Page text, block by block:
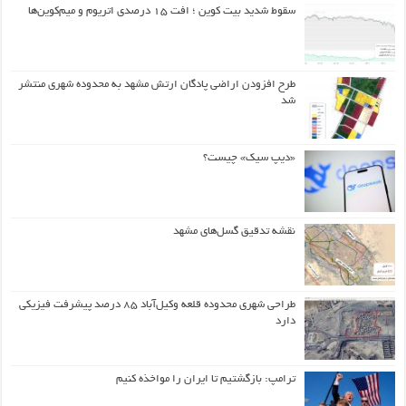
سقوط شدید بیت کوین ؛ افت ۱۵ درصدی اتریوم و میم‌کوین‌ها
طرح افزودن اراضی پادگان ارتش مشهد به محدوده شهری منتشر
شد
«دیپ سیک» چیست؟
نقشه تدقیق گسل‌های مشهد
طراحی شهری محدوده قلعه وکیل‌آباد ۸۵ درصد پیشرفت فیزیکی
دارد
ترامپ: بازگشتیم تا ایران را مواخذه کنیم